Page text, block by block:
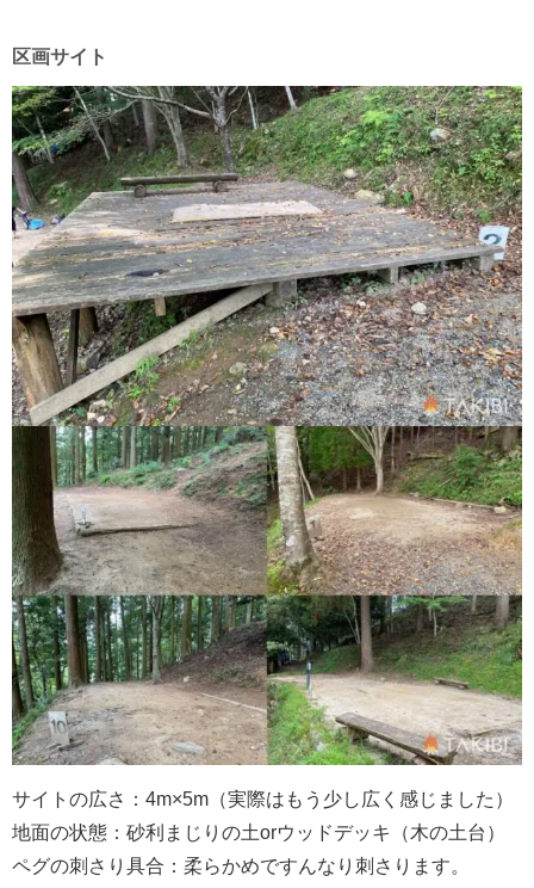
区画サイト
サイトの広さ：4m×5m（実際はもう少し広く感じました）
地面の状態：砂利まじりの土orウッドデッキ（木の土台）
ペグの刺さり具合：柔らかめですんなり刺さります。